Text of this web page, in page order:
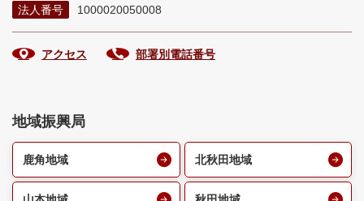
法人番号
1000020050008
アクセス 部署別電話番号
地域振興局
鹿角地域 北秋田地域